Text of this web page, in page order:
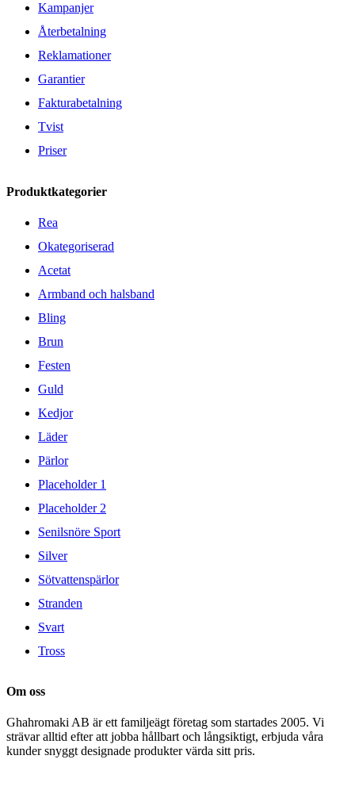
Kampanjer
Återbetalning
Reklamationer
Garantier
Fakturabetalning
Tvist
Priser
Produktkategorier
Rea
Okategoriserad
Acetat
Armband och halsband
Bling
Brun
Festen
Guld
Kedjor
Läder
Pärlor
Placeholder 1
Placeholder 2
Senilsnöre Sport
Silver
Sötvattenspärlor
Stranden
Svart
Tross
Om oss
Ghahromaki AB är ett familjeägt företag som startades 2005. Vi
strävar alltid efter att jobba hållbart och långsiktigt, erbjuda våra
kunder snyggt designade produkter värda sitt pris.